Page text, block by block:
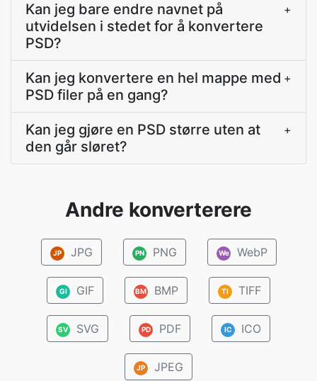
Kan jeg bare endre navnet på
utvidelsen i stedet for å konvertere
PSD?
+
Kan jeg konvertere en hel mappe med
PSD filer på en gang?
+
Kan jeg gjøre en PSD større uten at
den går sløret?
+
Andre konverterere
JP JPG PN PNG We WebP
GI GIF BM BMP TI TIFF
SV SVG PD PDF IC ICO
JP JPEG